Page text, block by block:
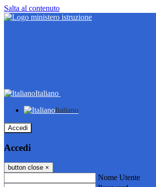
Salta al contenuto
Italiano
Italiano
Accedi
Accedi
button close ×
Nome Utente